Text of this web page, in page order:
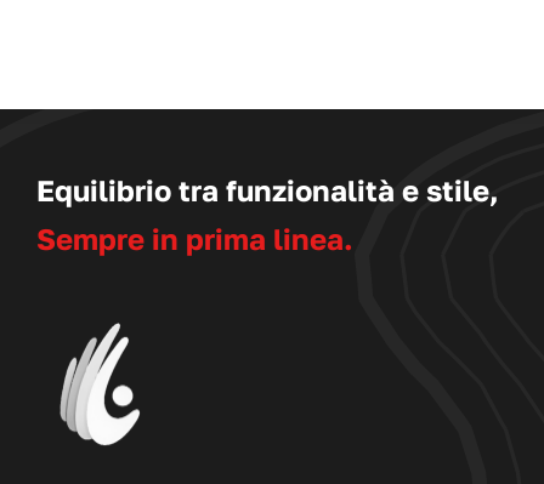
Equilibrio tra funzionalità e stile,
Sempre in prima linea.